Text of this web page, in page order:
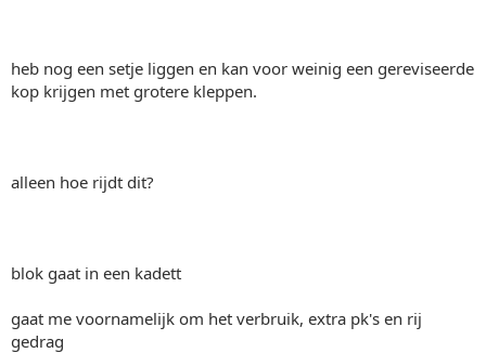
heb nog een setje liggen en kan voor weinig een gereviseerde
kop krijgen met grotere kleppen.
alleen hoe rijdt dit?
blok gaat in een kadett
gaat me voornamelijk om het verbruik, extra pk's en rij
gedrag